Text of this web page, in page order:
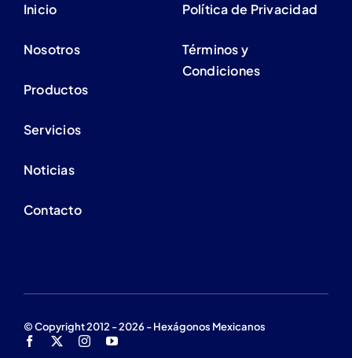
Inicio
Nosotros
Productos
Servicios
Noticias
Contacto
Política de Privacidad
Términos y
Condiciones
© Copyright 2012 - 2026 - Hexágonos Mexicanos